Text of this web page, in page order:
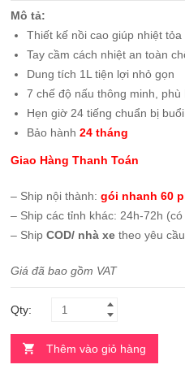
Mô tả:
Thiết kế nồi cao giúp nhiệt
Tay cầm cách nhiệt an toàn
Dung tích 1L tiện lợi nhỏ gọn
7 chế độ nấu thông minh,
Hẹn giờ 24 tiếng chuẩn bị
Bảo hành 24 tháng
Giao Hàng Thanh Toán
– Ship nội thành: gói nhanh 60
– Ship các tỉnh khác: 24h-72h
– Ship COD/ nhà xe theo yêu
Giá đã bao gồm VAT
Qty:
Thêm vào giỏ hàng